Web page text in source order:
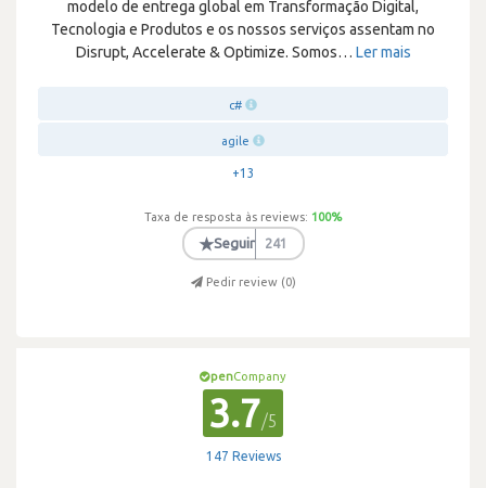
modelo de entrega global em Transformação Digital,
Tecnologia e Produtos e os nossos serviços assentam no
Disrupt, Accelerate & Optimize. Somos… Ler mais
c#
agile
+13
Taxa de resposta às reviews: 100%
★Seguir 241
Pedir review (0)
penCompany
3.7/5
147 Reviews